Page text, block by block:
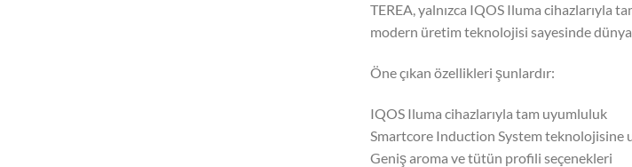
TEREA, yalnızca IQOS Iluma cihazlarıyla
modern üretim teknolojisi sayesinde
Öne çıkan özellikleri şunlardır:
IQOS Iluma cihazlarıyla tam uyumluluk
Smartcore Induction System teknolojisine
Geniş aroma ve tütün profili seçenekleri